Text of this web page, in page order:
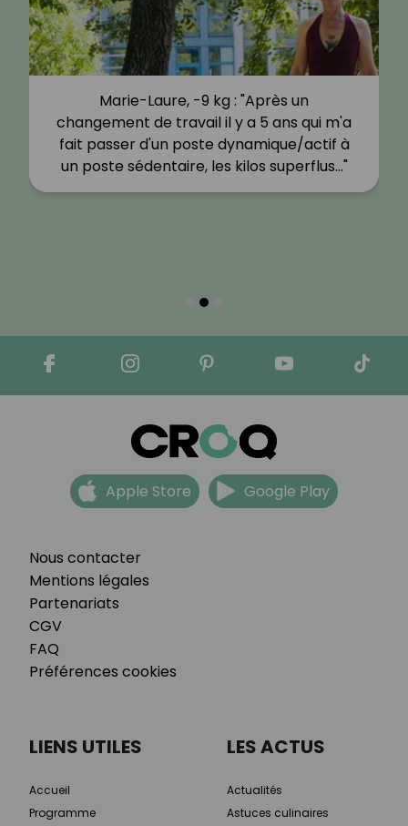
Marie-Laure, -9 kg : "Après un
changement de travail il y a 5 ans qui m'a
fait passer d'un poste dynamique/actif à
un poste sédentaire, les kilos superflus…"
Nous contacter
Mentions légales
Partenariats
CGV
FAQ
Préférences cookies
Apple Store Google Play
LIENS UTILES
Accueil
Programme
LES ACTUS
Actualités
Astuces culinaires